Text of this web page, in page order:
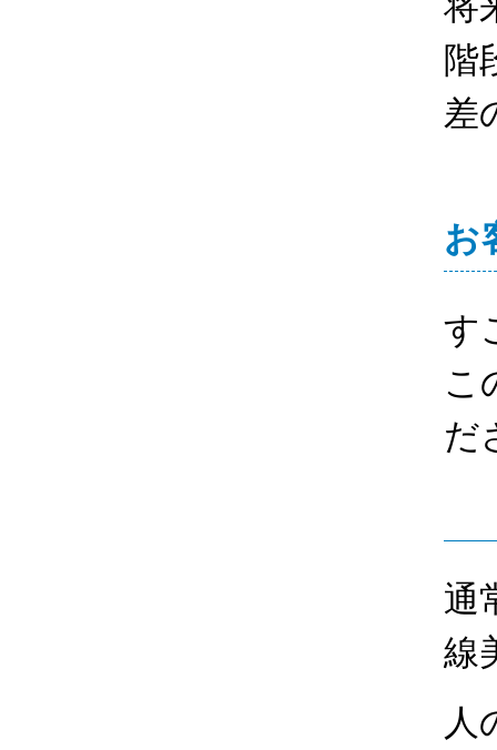
階
差
お
す
こ
だ
通
線
人